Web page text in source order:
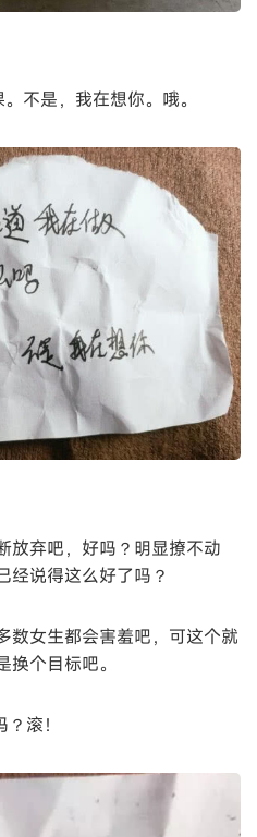
不是，我在想你。哦。
放弃吧，好吗？明显撩不动
经说得这么好了吗？
数女生都会害羞吧，可这个就
个目标吧。
滚！